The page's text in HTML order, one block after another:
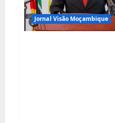
Jornal Visão Moçambique